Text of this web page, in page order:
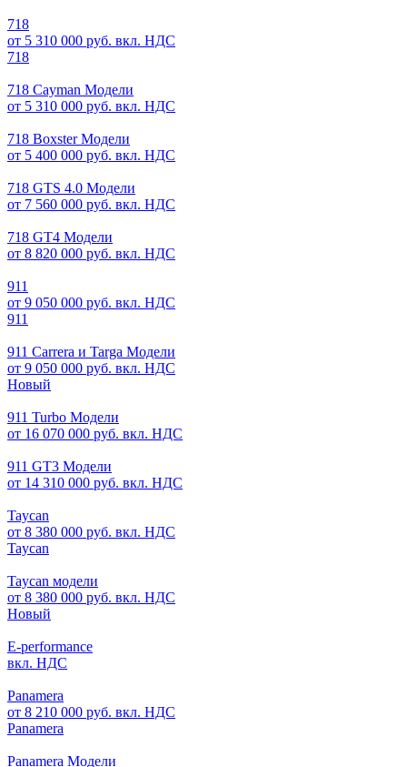
718
от 5 310 000 руб. вкл. НДС
718
718 Cayman Модели
от 5 310 000 руб. вкл. НДС
718 Boxster Модели
от 5 400 000 руб. вкл. НДС
718 GTS 4.0 Модели
от 7 560 000 руб. вкл. НДС
718 GT4 Модели
от 8 820 000 руб. вкл. НДС
911
от 9 050 000 руб. вкл. НДС
911
911 Carrera и Targa Модели
от 9 050 000 руб. вкл. НДС
Новый
911 Turbo Модели
от 16 070 000 руб. вкл. НДС
911 GT3 Модели
от 14 310 000 руб. вкл. НДС
Taycan
от 8 380 000 руб. вкл. НДС
Taycan
Taycan модели
от 8 380 000 руб. вкл. НДС
Новый
E-performance
вкл. НДС
Panamera
от 8 210 000 руб. вкл. НДС
Panamera
Panamera Модели